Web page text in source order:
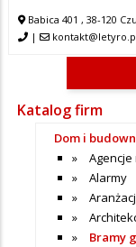
Babica 401 , 38-120
|
Katalog firm
Dom i
Alarmy
Bramy